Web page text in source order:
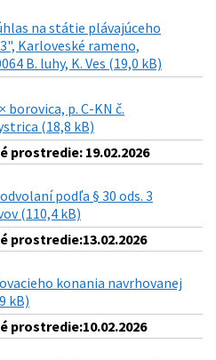
na státie plávajúceho
Karloveské rameno,
B. luhy, K. Ves (19,0 kB)
borovica, p. C-KN č.
(18,8 kB)
prostredie: 19.02.2026
podľa § 30 ods. 3
(110,4 kB)
prostredie:13.02.2026
konania navrhovanej
kB)
prostredie:10.02.2026